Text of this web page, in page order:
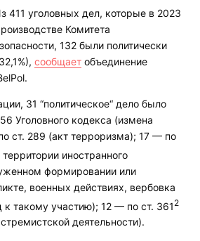
411 уголовных дел, которые в 2023
Комитета
132 были политически
сообщает объединение
31 “политическое“ дело было
Уголовного кодекса (измена
ст. 289 (акт терроризма); 17 — по
территории иностранного
формировании или
военных действиях, вербовка
к такому участию); 12 — по ст. 361 2
деятельности).